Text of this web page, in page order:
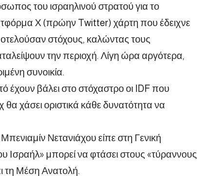
του ισραηλινού στρατού για το
Χ (πρώην Twitter) χάρτη που έδειχνε
στόχους, καλώντας τους
την περιοχή. Λίγη ώρα αργότερα,
συνοικία.
έχουν βάλει στο στόχαστρο οι IDF που
χάσει οριστικά κάθε δυνατότητα να
Νετανιάχου είπε στη Γενική
Ισραήλ» μπορεί να φτάσει στους «τύραννους
τη Μέση Ανατολή.